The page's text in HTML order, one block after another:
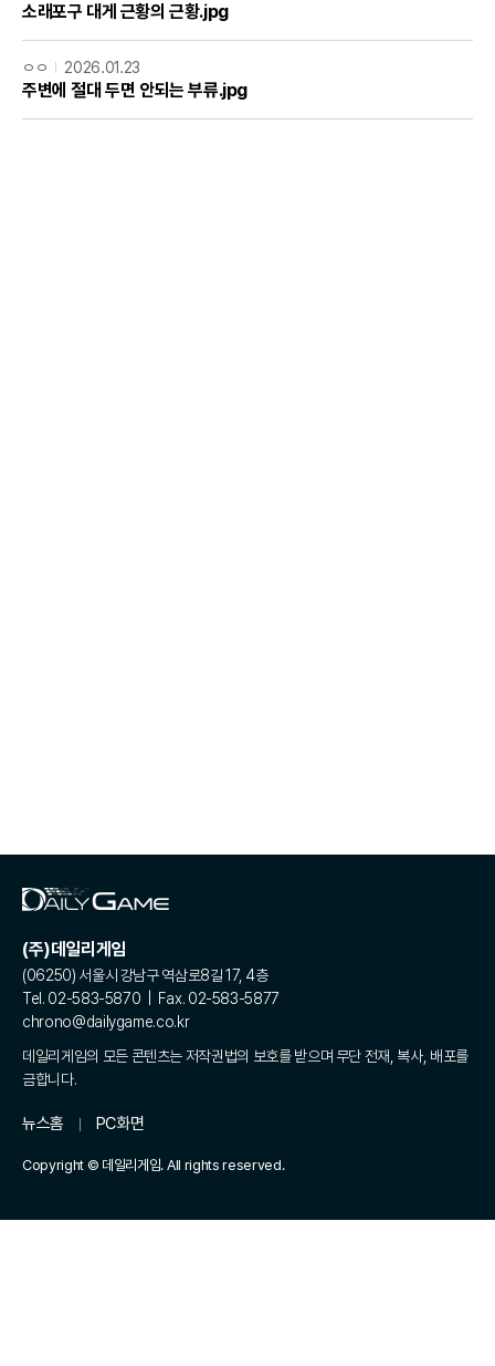
소래포구 대게 근황의 근황.jpg
ㅇㅇ 2026.01.23
주변에 절대 두면 안되는 부류.jpg
(주)데일리게임
(06250) 서울시 강남구 역삼로8길 17, 4층
Tel. 02-583-5870 | Fax. 02-583-5877
chrono@dailygame.co.kr
데일리게임의 모든 콘텐츠는 저작권법의 보호를 받으며 무단 전재, 복사, 배포를
금합니다.
뉴스홈 PC화면
Copyright © 데일리게임. All rights reserved.